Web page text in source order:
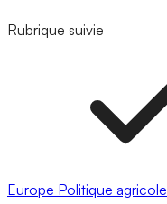
Rubrique suivie
Europe Politique agricole